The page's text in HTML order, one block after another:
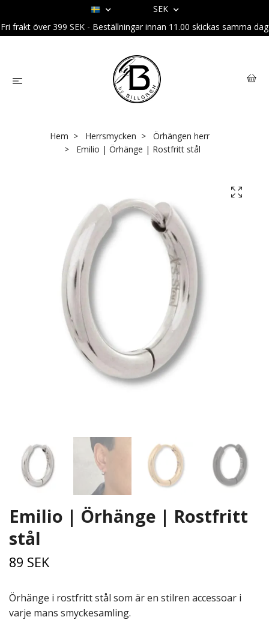
SEK
Fri frakt över 399 SEK - Beställningar innan 11.00 skickas samma dag
Hem Herrsmycken
Örhängen herr
Emilio | Örhänge | Rostfritt stål
Emilio | Örhänge | Rostfritt
stål
89 SEK
Örhänge i rostfritt stål som är en stilren accessoar i
varje mans smyckesamling.